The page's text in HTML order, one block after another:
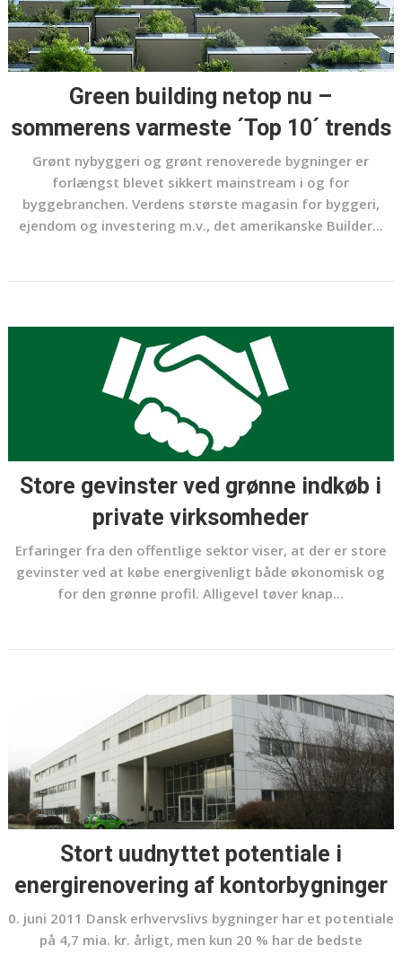
Green building netop nu –
sommerens varmeste ´Top 10´ trends
Grønt nybyggeri og grønt renoverede bygninger er
forlængst blevet sikkert mainstream i og for
byggebranchen. Verdens største magasin for byggeri,
ejendom og investering m.v., det amerikanske Builder...
Store gevinster ved grønne indkøb i
private virksomheder
Erfaringer fra den offentlige sektor viser, at der er store
gevinster ved at købe energivenligt både økonomisk og
for den grønne profil. Alligevel tøver knap...
Stort uudnyttet potentiale i
energirenovering af kontorbygninger
0. juni 2011 Dansk erhvervslivs bygninger har et potentiale
på 4,7 mia. kr. årligt, men kun 20 % har de bedste